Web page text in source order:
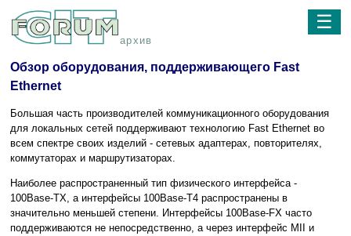
архив
☰
Обзор оборудования, поддерживающего Fast
Ethernet
Большая часть производителей коммуникационного оборудования
для локальных сетей поддерживают технологию Fast Ethernet во
всем спектре своих изделий - сетевых адаптерах, повторителях,
коммутаторах и маршрутизаторах.
Наиболее распространенный тип физического интерфейса -
100Base-TX, а интерфейсы 100Base-T4 распространены в
значительно меньшей степени. Интерфейсы 100Base-FX часто
поддерживаются не непосредственно, а через интерфейс MII и